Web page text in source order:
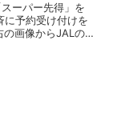
ーパー先得」を
に予約受け付けを
の画像からJALの